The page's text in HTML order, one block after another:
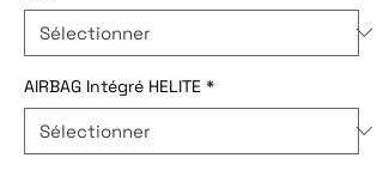
AIRBAG Intégré HELITE *